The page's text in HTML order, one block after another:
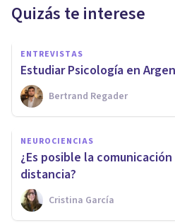
Quizás te interese
ENTREVISTAS
Estudiar Psicología en
Bertrand Regader
NEUROCIENCIAS
¿Es posible la
distancia?
Cristina García